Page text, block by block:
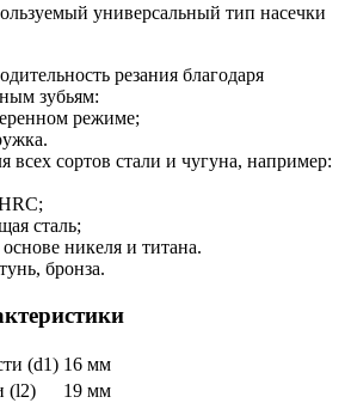
универсальный тип насечки
резания благодаря
зубьям:
режиме;
всех сортов стали и чугуна, например:
сталь;
никеля и титана.
бронза.
(d1) 16 мм
(l2)
19 мм